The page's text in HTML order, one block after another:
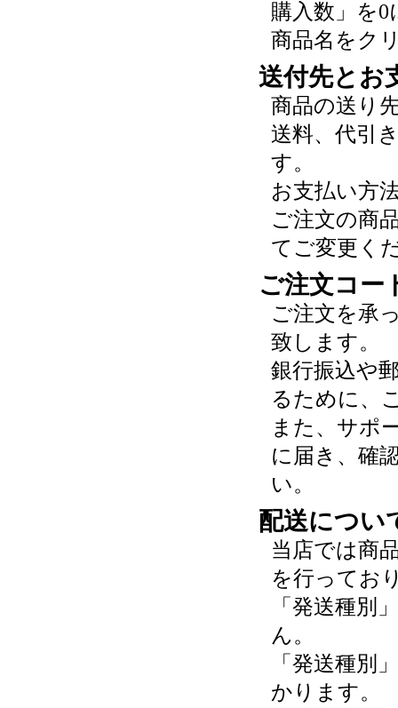
購入数」を
商品名をク
送付先とお
商品の送り
送料、代引
す。
お支払い方
ご注文の商
てご変更く
ご注文コー
ご注文を承
致します。
銀行振込や
るために、
また、サポ
に届き、確
い。
配送につい
当店では商
を行ってお
「発送種別
ん。
「発送種別
かります。